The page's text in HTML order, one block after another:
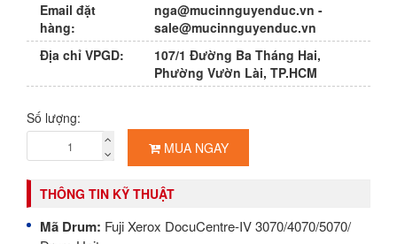
Email đặt
hàng:
nga@mucinnguyenduc.vn -
sale@mucinnguyenduc.vn
Địa chỉ VPGD:
107/1 Đường Ba Tháng Hai,
Phường Vườn Lài, TP.HCM
Số lượng:
MUA NGAY
THÔNG TIN KỸ THUẬT
Mã Drum: Fuji Xerox DocuCentre-IV 3070/4070/5070/